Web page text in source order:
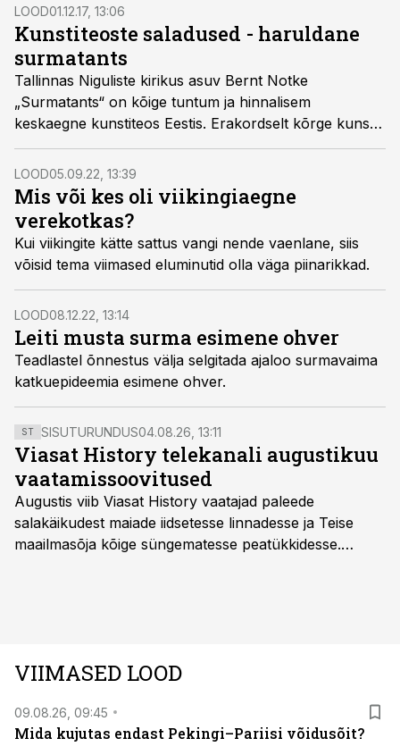
LOOD01.12.17, 13:06
Kunstiteoste saladused - haruldane
surmatants
Tallinnas Niguliste kirikus asuv Bernt Notke
„Surmatants“ on kõige tuntum ja hinnalisem
keskaegne kunstiteos Eestis. Erakordselt kõrge kunsti­
tasemega töö on kogu maailmas ainus säilinud,
lõuendile maalitud keskaegne surmatants.
Mitmekümne figuuriga maalist on säilinud aga ainult
7,5meetrine algustükk.
LOOD05.09.22, 13:39
Mis või kes oli viikingiaegne
verekotkas?
Kui viikingite kätte sattus vangi nende vaenlane, siis
võisid tema viimased eluminutid olla väga piinarikkad.
LOOD08.12.22, 13:14
Leiti musta surma esimene ohver
Teadlastel õnnestus välja selgitada ajaloo surmavaima
katkuepideemia esimene ohver.
ST SISUTURUNDUS04.08.26, 13:11
Viasat History telekanali augustikuu
vaatamissoovitused
Augustis viib Viasat History vaatajad paleede
salakäikudest maiade iidsetesse linnadesse ja Teise
maailmasõja kõige süngematesse peatükkidesse.
viasathistory.eu/ee
VIIMASED LOOD
09.08.26, 09:45
Mida kujutas endast Pekingi–Pariisi võidusõit?